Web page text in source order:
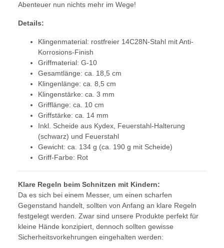
Abenteuer nun nichts mehr im Wege!
Details:
Klingenmaterial: rostfreier 14C28N-Stahl mit Anti-
Korrosions-Finish
Griffmaterial: G-10
Gesamtlänge: ca. 18,5 cm
Klingenlänge: ca. 8,5 cm
Klingenstärke: ca. 3 mm
Grifflänge: ca. 10 cm
Griffstärke: ca. 14 mm
Inkl. Scheide aus Kydex, Feuerstahl-Halterung
(schwarz) und Feuerstahl
Gewicht: ca. 134 g (ca. 190 g mit Scheide)
Griff-Farbe: Rot
Klare Regeln beim Schnitzen mit Kindern:
Da es sich bei einem Messer, um einen scharfen
Gegenstand handelt, sollten von Anfang an klare Regeln
festgelegt werden. Zwar sind unsere Produkte perfekt für
kleine Hände konzipiert, dennoch sollten gewisse
Sicherheitsvorkehrungen eingehalten werden: